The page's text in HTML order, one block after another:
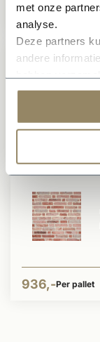
met onze
analyse.
Deze partners
andere
services.
687,-
936,-Per pallet